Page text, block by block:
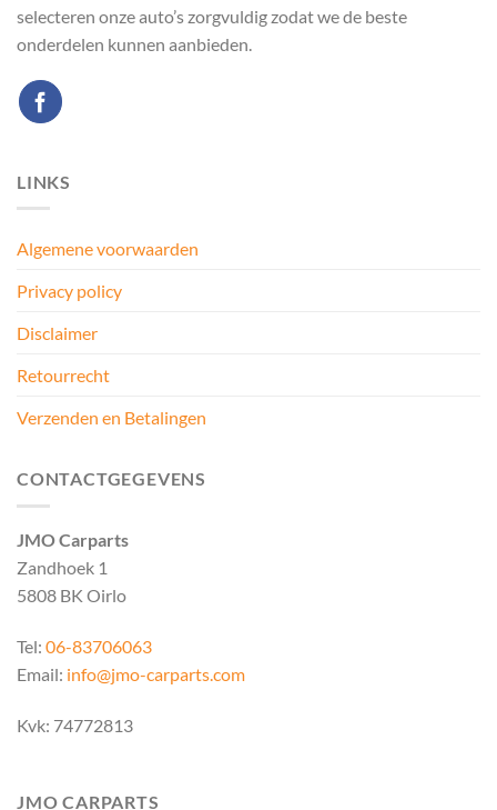
selecteren onze auto’s zorgvuldig zodat we de beste
onderdelen kunnen aanbieden.
LINKS
Algemene voorwaarden
Privacy policy
Disclaimer
Retourrecht
Verzenden en Betalingen
CONTACTGEGEVENS
JMO Carparts
Zandhoek 1
5808 BK Oirlo
Tel: 06-83706063
Email: info@jmo-carparts.com
Kvk: 74772813
JMO CARPARTS